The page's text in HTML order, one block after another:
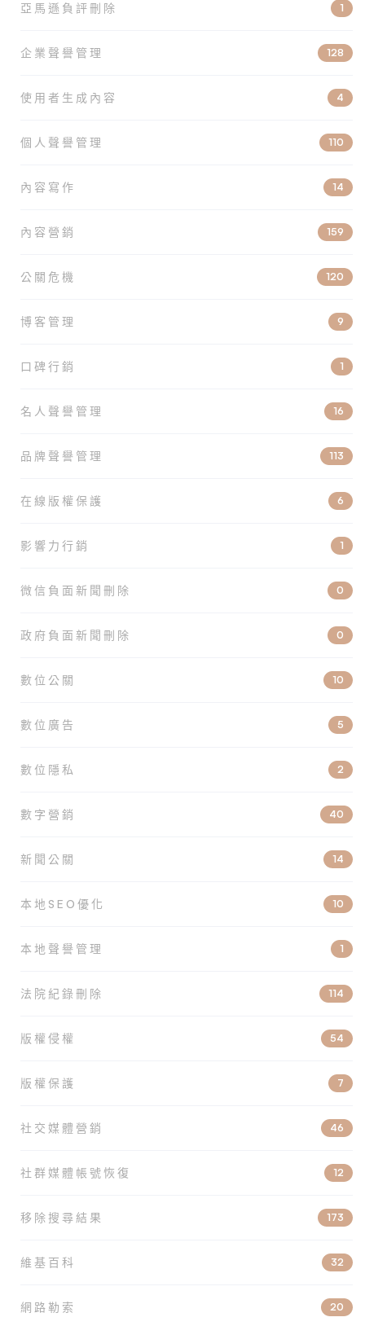
亞馬遜負評刪除 1
企業聲譽管理 128
使用者生成內容 4
個人聲譽管理 110
內容寫作 14
內容營銷 159
公關危機 120
博客管理 9
口碑行銷 1
名人聲譽管理 16
品牌聲譽管理 113
在線版權保護 6
影響力行銷 1
微信負面新聞刪除 0
政府負面新聞刪除 0
數位公關 10
數位廣告 5
數位隱私 2
數字營銷 40
新聞公關 14
本地SEO優化 10
本地聲譽管理 1
法院紀錄刪除 114
版權侵權 54
版權保護 7
社交媒體營銷 46
社群媒體帳號恢復 12
移除搜尋結果 173
維基百科 32
網路勒索 20